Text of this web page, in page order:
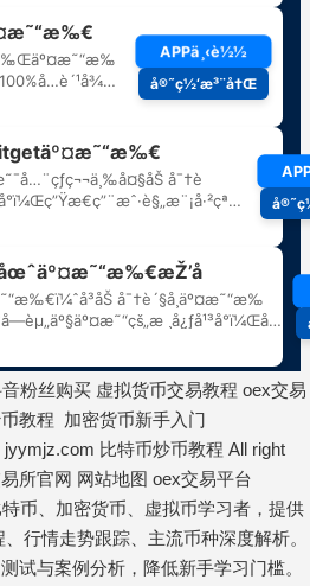
粉丝购买 虚拟货币交易教程 oex交易
教程 加密货币新手入门
jyymjz.com 比特币炒币教程 All right
所官网 网站地图 oex交易平台
特币、加密货币、虚拟币学习者，提供
行情走势跟踪、主流币种深度解析。
试与案例分析，降低新手学习门槛。